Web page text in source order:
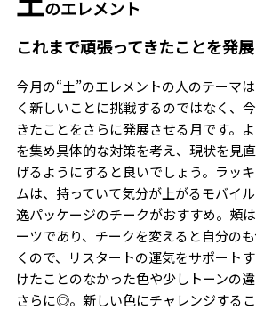
のエレメント
これまで頑張ってきたことを発
今月の“土”のエレメントの人のテーマ
く新しいことに挑戦するのではなく、
きたことをさらに発展させる月です。
を集め具体的な対策を考え、現状を見
げるようにすると良いでしょう。ラッ
ムは、持っていて気分が上がるモバイ
逸パッケージのチークがおすすめ。頰
ーツであり、チークを変えると自分の
くので、リスタートの運気をサポート
けたことのなかった色や少しトーンの
さらに◎。新しい色にチャレンジする